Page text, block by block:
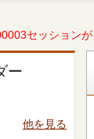
セッション
ー
他を見る